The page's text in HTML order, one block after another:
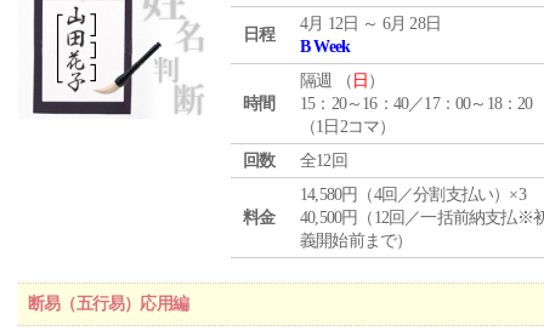
日程
4月 12日 ～ 6月 28日
B Week
時間
隔週 （ 日 ）
15：20～16：40／17：00～18：20
（1日2コマ）
回数
全12回
料金
14,580円（4回／分割支払い）×3
40,500円（12回／一括前納支払※
義開始前まで）
断易（五行易）応用編